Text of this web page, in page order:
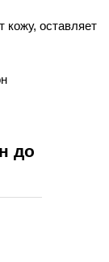
кожу, оставляет
до